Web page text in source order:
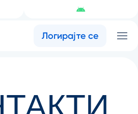
Логирајте се